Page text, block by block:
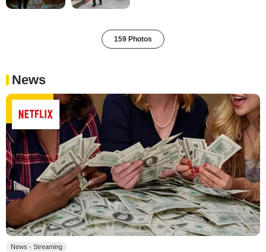
159 Photos
News
News - Streaming